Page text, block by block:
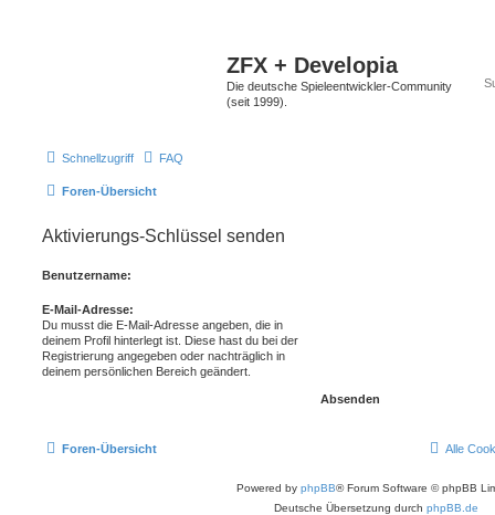
ZFX + Developia
Die deutsche Spieleentwickler-Community
(seit 1999).
Schnellzugriff FAQ
Foren-Übersicht
Aktivierungs-Schlüssel senden
Benutzername:
E-Mail-Adresse:
Du musst die E-Mail-Adresse angeben, die in
deinem Profil hinterlegt ist. Diese hast du bei der
Registrierung angegeben oder nachträglich in
deinem persönlichen Bereich geändert.
Foren-Übersicht Alle
Powered by phpBB® Forum Software © phpBB
Deutsche Übersetzung durch phpBB.de